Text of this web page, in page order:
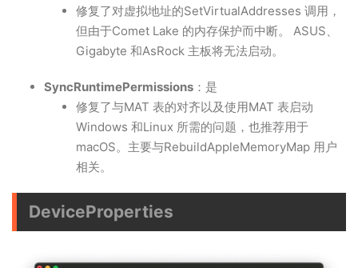
修复了对虚拟地址的SetVirtualAddresses 调用，
但由于Comet Lake 的内存保护而中断。 ASUS、
Gigabyte 和AsRock 主板将无法启动。
SyncRuntimePermissions ：是
修复了与MAT 表的对齐以及使用MAT 表启动
Windows 和Linux 所需的问题，也推荐用于
macOS。主要与RebuildAppleMemoryMap 用户
相关。
DeviceProperties